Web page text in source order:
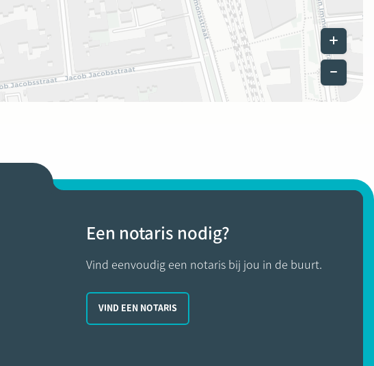
Leaflet
Een notaris nodig?
Vind eenvoudig een notaris bij jou in de buurt.
VIND EEN NOTARIS